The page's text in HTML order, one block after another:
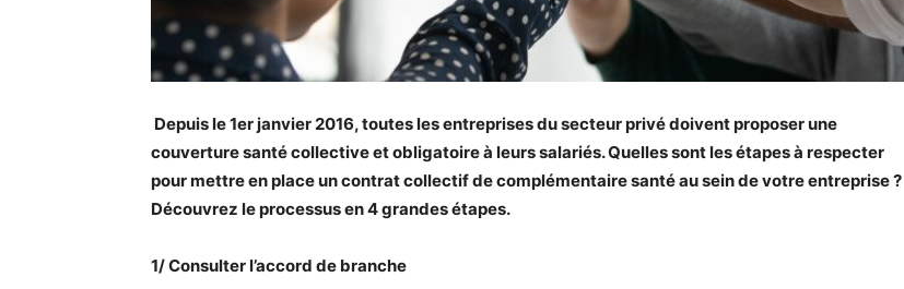
Depuis le 1er janvier 2016, toutes les entreprises du secteur privé doivent proposer une
couverture santé collective et obligatoire à leurs salariés. Quelles sont les étapes à respecter
pour mettre en place un contrat collectif de complémentaire santé au sein de votre entreprise ?
Découvrez le processus en 4 grandes étapes.
1/ Consulter l’accord de branche